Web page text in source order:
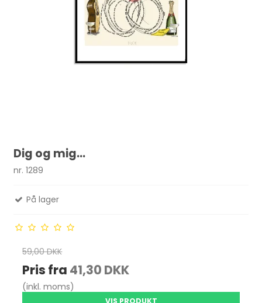
Dig og mig...
nr. 1289
På lager
59,00 DKK
Pris fra 41,30 DKK
(inkl. moms)